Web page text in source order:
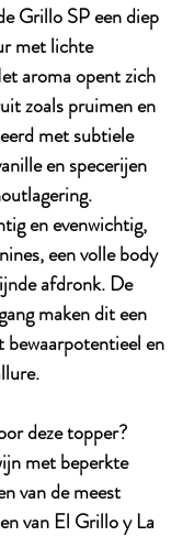
Grillo SPeendiep
met lichte
aroma opent zich
zoals pruimen en
met subtiele
en specerijen
en evenwichtig,
een volle body
afdronk. De
maken dit een
en
deze topper?
met beperkte
van de meest
van El Grillo y La